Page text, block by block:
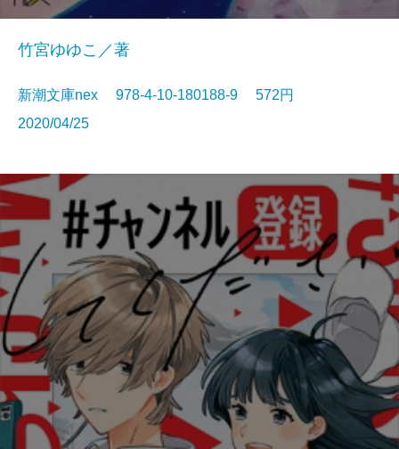
竹宮ゆゆこ／著
新潮文庫nex 978-4-10-180188-9 572円
2020/04/25